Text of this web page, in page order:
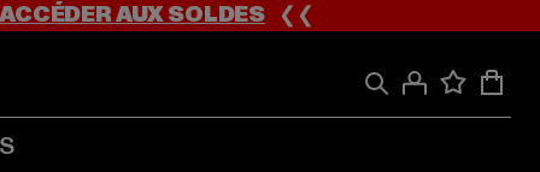
ACCÉDER AUX SOLDES❮❮